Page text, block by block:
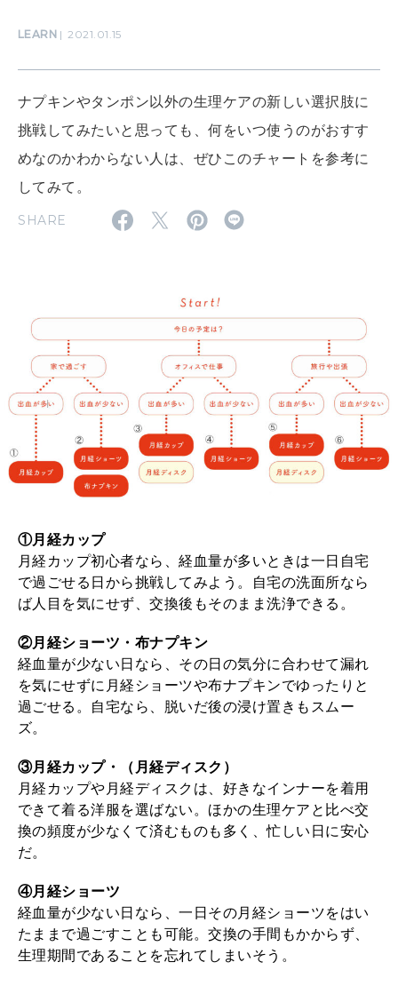
SUSTAINABLE
わたしができること
自分を耕す
いい人生って？
MAGAZINE
特集
2026年9月号「北海道 おいしく遊ぶ、夏のご褒美旅。」
2026年8月号『お茶の時間です。』
2026年6月号「大銀座 トレンドが生まれる 新しい一流店へ。」
2026年5月号「“大好き”に出会いに。韓国」
2026年4月号「未来をつくる、学びの教科書。」
2026年3月号「スイーツ予想図 2026」
2026年1月号「猫がいれば、幸せ」
2025年12月号「お酒の新常識。」
FOLLOW US!
LEARN 2021.01.15
ナプキンやタンポン以外の生理ケアの新しい選択肢に
挑戦してみたいと思っても、何をいつ使うのがおすす
めなのかわからない人は、ぜひこのチャートを参考に
してみて。
SHARE
①月経カップ
月経カップ初心者なら、経血量が多いときは一日自宅
で過ごせる日から挑戦してみよう。自宅の洗面所なら
ば人目を気にせず、交換後もそのまま洗浄できる。
②月経ショーツ・布ナプキン
経血量が少ない日なら、その日の気分に合わせて漏れ
を気にせずに月経ショーツや布ナプキンでゆったりと
過ごせる。自宅なら、脱いだ後の浸け置きもスムー
ズ。
③月経カップ・（月経ディスク）
月経カップや月経ディスクは、好きなインナーを着用
できて着る洋服を選ばない。ほかの生理ケアと比べ交
換の頻度が少なくて済むものも多く、忙しい日に安心
だ。
④月経ショーツ
経血量が少ない日なら、一日その月経ショーツをはい
たままで過ごすことも可能。交換の手間もかからず、
生理期間であることを忘れてしまいそう。